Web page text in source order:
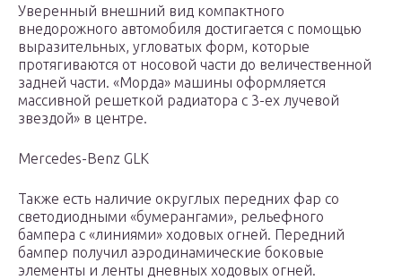
Уверенный внешний вид компактного
внедорожного автомобиля достигается с помощью
выразительных, угловатых форм, которые
протягиваются от носовой части до величественной
задней части. «Морда» машины оформляется
массивной решеткой радиатора с 3-ех лучевой
звездой» в центре.
Mercedes-Benz GLK
Также есть наличие округлых передних фар со
светодиодными «бумерангами», рельефного
бампера с «линиями» ходовых огней. Передний
бампер получил аэродинамические боковые
элементы и ленты дневных ходовых огней.